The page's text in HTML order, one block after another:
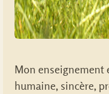
Mon enseignement
humaine, sincère,